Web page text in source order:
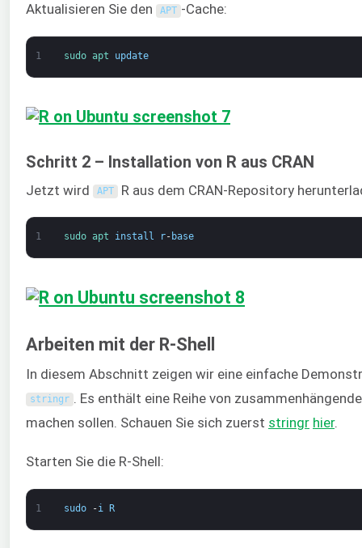
Aktualisieren Sie den APT -Cache:
1 sudo apt update
Schritt 2 – Installation von R aus CRAN
Jetzt wird APT R aus dem CRAN-Repository
1 sudo apt install r- base
Arbeiten mit der R-Shell
In diesem Abschnitt zeigen wir eine einfache
stringr . Es enthält eine Reihe von
machen sollen. Schauen Sie sich zuerst stringr hier.
Starten Sie die R-Shell:
1 sudo -i R